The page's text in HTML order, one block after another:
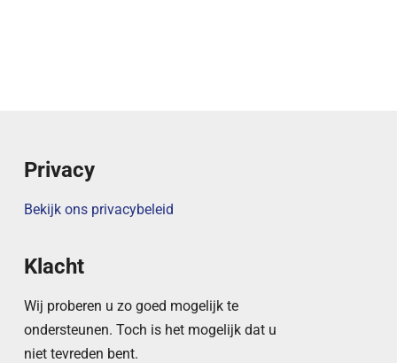
Privacy
Bekijk ons privacybeleid
Klacht
Wij proberen u zo goed mogelijk te
ondersteunen. Toch is het mogelijk dat u
niet tevreden bent.